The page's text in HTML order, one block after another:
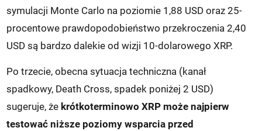
symulacji Monte Carlo na poziomie 1,88 USD oraz 25-
procentowe prawdopodobieństwo przekroczenia 2,40
USD są bardzo dalekie od wizji 10-dolarowego XRP.
Po trzecie, obecna sytuacja techniczna (kanał
spadkowy, Death Cross, spadek poniżej 2 USD)
sugeruje, że krótkoterminowo XRP może najpierw
testować niższe poziomy wsparcia przed